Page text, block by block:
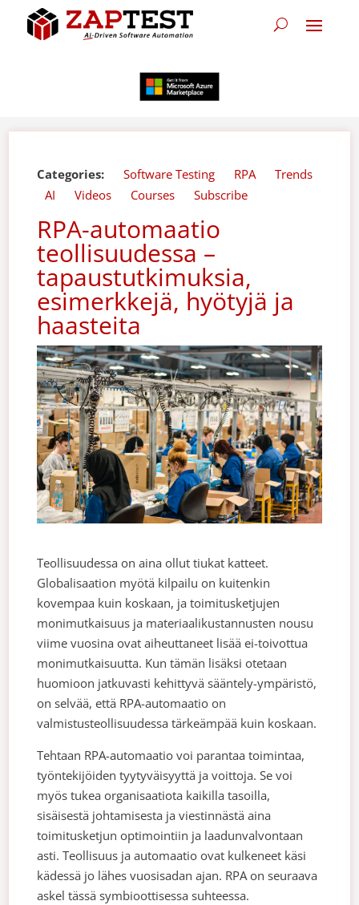
Categories: Software Testing RPA
Trends
AI
Videos Courses Subscribe
RPA-automaatio
teollisuudessa –
tapaustutkimuksia,
esimerkkejä, hyötyjä ja
haasteita
Teollisuudessa on aina ollut tiukat katteet.
Globalisaation myötä kilpailu on kuitenkin
kovempaa kuin koskaan, ja toimitusketjujen
monimutkaisuus ja materiaalikustannusten nousu
viime vuosina ovat aiheuttaneet lisää ei-toivottua
monimutkaisuutta. Kun tämän lisäksi otetaan
huomioon jatkuvasti kehittyvä sääntely-ympäristö,
on selvää, että RPA-automaatio on
valmistusteollisuudessa tärkeämpää kuin koskaan.
Tehtaan RPA-automaatio voi parantaa toimintaa,
työntekijöiden tyytyväisyyttä ja voittoja. Se voi
myös tukea organisaatiota kaikilla tasoilla,
sisäisestä johtamisesta ja viestinnästä aina
toimitusketjun optimointiin ja laadunvalvontaan
asti. Teollisuus ja automaatio ovat kulkeneet käsi
kädessä jo lähes vuosisadan ajan. RPA on seuraava
askel tässä symbioottisessa suhteessa.